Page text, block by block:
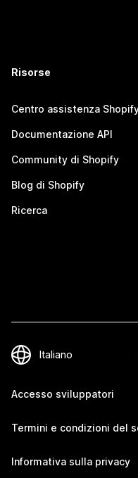
Risorse
Centro assistenza
Documentazione API
Community di Shopify
Blog di Shopify
Ricerca
Accesso sviluppatori
Termini e condizioni del
Informativa sulla privacy